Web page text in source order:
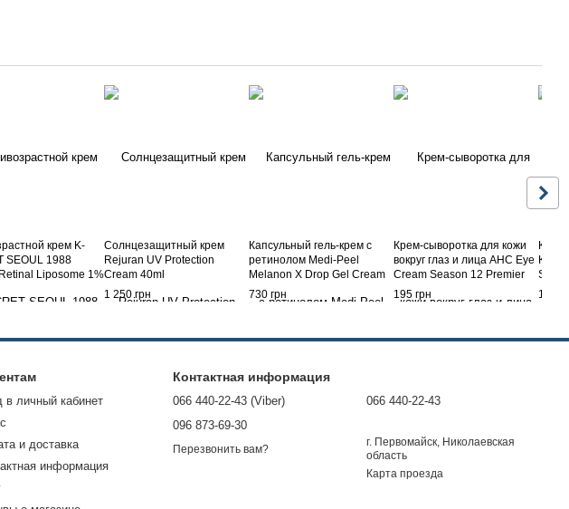
крем K-
SEOUL 1988
Liposome 1%
Rice 50 мл
Солнцезащитный крем
Rejuran UV Protection
Cream 40ml
1 250 грн
Капсульный гель-крем с
ретинолом Medi-Peel
Melanon X Drop Gel Cream
50 мл
730 грн
Крем-сыворотка для кожи
вокруг глаз и лица AHC Eye
Cream Season 12 Premier
Ampoule Core Lifting in eye
cream 12 мл
195 грн 1 470
в личный кабинет
и доставка
информация
Контактная информация
066 440-22-43 (Viber)
096 873-69-30
Перезвонить вам?
066 440-22-43
г. Первомайск, Николаевская
область
Карта проезда